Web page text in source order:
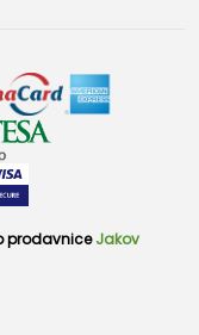
prodavnice Jakov